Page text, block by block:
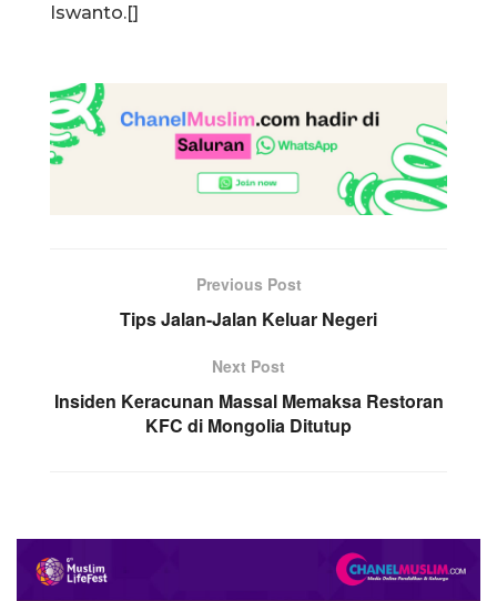
Iswanto.[]
Previous Post
Tips Jalan-Jalan Keluar Negeri
Next Post
Insiden Keracunan Massal Memaksa Restoran
KFC di Mongolia Ditutup